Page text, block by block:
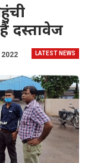
दस्तावेज
LATEST NEWS
2022